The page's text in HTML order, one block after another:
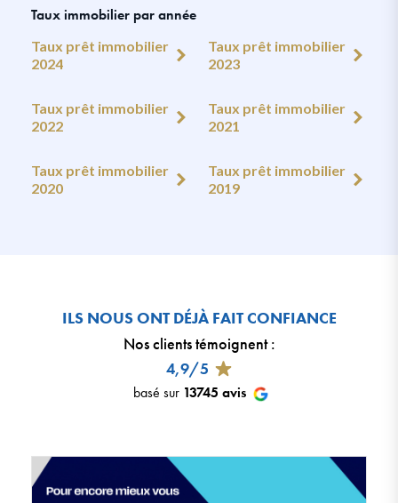
Taux immobilier par année
Taux prêt immobilier
2024
Taux prêt immobilier
2023
Taux prêt immobilier
2022
Taux prêt immobilier
2021
Taux prêt immobilier
2020
Taux prêt immobilier
2019
ILS NOUS ONT DÉJÀ FAIT CONFIANCE
Nos clients témoignent:
4,9/5
basé sur 13745 avis